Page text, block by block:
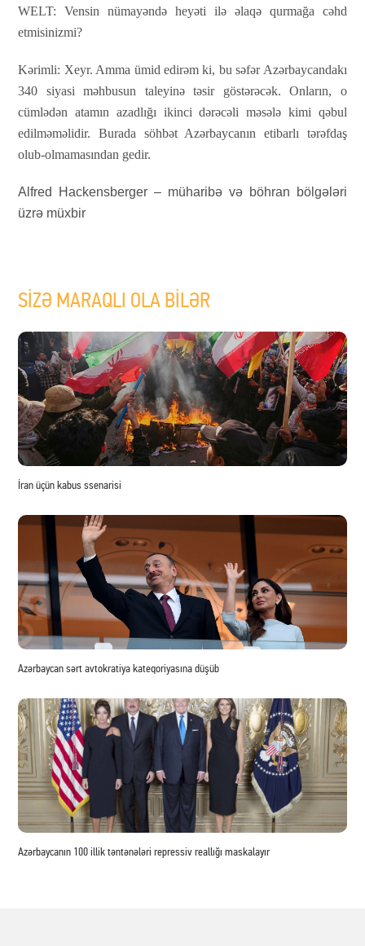
WELT: Vensin nümayəndə heyəti ilə əlaqə qurmağa cəhd
etmisinizmi?
Kərimli: Xeyr. Amma ümid edirəm ki, bu səfər Azərbaycandakı
340 siyasi məhbusun taleyinə təsir göstərəcək. Onların, o
cümlədən atamın azadlığı ikinci dərəcəli məsələ kimi qəbul
edilməməlidir. Burada söhbət Azərbaycanın etibarlı tərəfdaş
olub-olmamasından gedir.
Alfred Hackensberger – müharibə və böhran bölgələri
üzrə müxbir
SİZƏ MARAQLI OLA BİLƏR
İran üçün kabus ssenarisi
Azərbaycan sərt avtokratiya kateqoriyasına düşüb
Azərbaycanın 100 illik təntənələri repressiv reallığı maskalayır